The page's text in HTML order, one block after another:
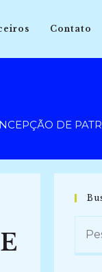
Contato
DE